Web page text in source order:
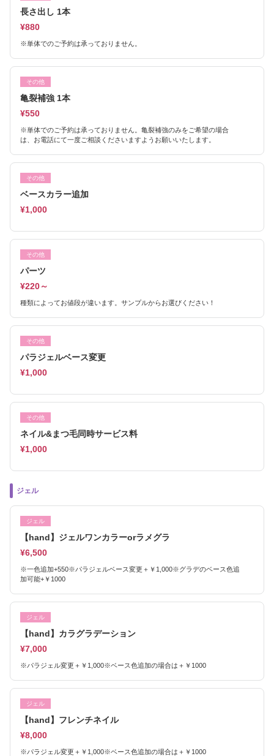
長さ出し 1本
¥880
※単体でのご予約は承っておりません。
その他
亀裂補強 1本
¥550
※単体でのご予約は承っておりません。亀裂補強のみをご希望の場合
は、お電話にて一度ご相談くださいますようお願いいたします。
その他
ベースカラー追加
¥1,000
その他
パーツ
¥220～
種類によってお値段が違います。サンプルからお選びください！
その他
パラジェルベース変更
¥1,000
その他
ネイル&まつ毛同時サービス料
¥1,000
ジェル
ジェル
【hand】ジェルワンカラーorラメグラ
¥6,500
※一色追加+550※パラジェルベース変更＋￥1,000※グラデのベース色追
加可能+￥1000
ジェル
【hand】カラグラデーション
¥7,000
※パラジェル変更＋￥1,000※ベース色追加の場合は＋￥1000
ジェル
【hand】フレンチネイル
¥8,000
※パラジェル変更＋￥1,000※ベース色追加の場合は＋￥1000